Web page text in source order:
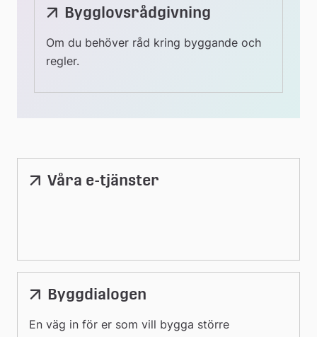
Bygglovsrådgivning
Om du behöver råd kring byggande och
regler.
LänkVåra e-tjänster
Byggdialogen
En väg in för er som vill bygga större